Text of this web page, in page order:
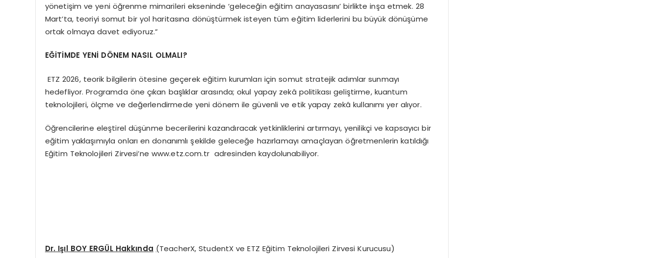
yönetişim ve yeni öğrenme mimarileri ekseninde ‘geleceğin eğitim anayasasını’ birlikte inşa etmek. 28
Mart’ta, teoriyi somut bir yol haritasına dönüştürmek isteyen tüm eğitim liderlerini bu büyük dönüşüme
ortak olmaya davet ediyoruz.”
EĞİTİMDE YENİ DÖNEM NASIL OLMALI?
ETZ 2026, teorik bilgilerin ötesine geçerek eğitim kurumları için somut stratejik adımlar sunmayı
hedefliyor. Programda öne çıkan başlıklar arasında; okul yapay zekâ politikası geliştirme, kuantum
teknolojileri, ölçme ve değerlendirmede yeni dönem ile güvenli ve etik yapay zekâ kullanımı yer alıyor.
Öğrencilerine eleştirel düşünme becerilerini kazandıracak yetkinliklerini artırmayı, yenilikçi ve kapsayıcı bir
eğitim yaklaşımıyla onları en donanımlı şekilde geleceğe hazırlamayı amaçlayan öğretmenlerin katıldığı
Eğitim Teknolojileri Zirvesi’ne www.etz.com.tr adresinden kaydolunabiliyor.
Dr. Işıl BOY ERGÜL Hakkında (TeacherX, StudentX ve ETZ Eğitim Teknolojileri Zirvesi Kurucusu)